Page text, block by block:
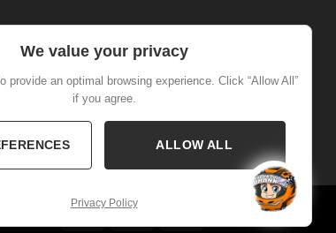
We value your privacy
provide an optimal browsing experience. Click “Allow All”
if you agree.
ALLOW ALL
Privacy Policy